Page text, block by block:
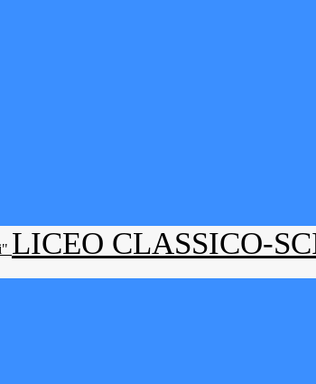
LICEO CLASSICO-